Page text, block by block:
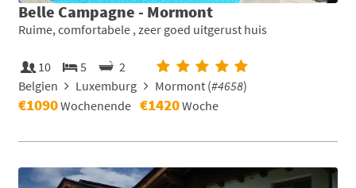
Belle Campagne - Mormont
Ruime, comfortabele , zeer goed uitgerust huis
10 5
2
Belgien
Luxemburg Mormont (#4658)
€1090Wochenende €1420Woche